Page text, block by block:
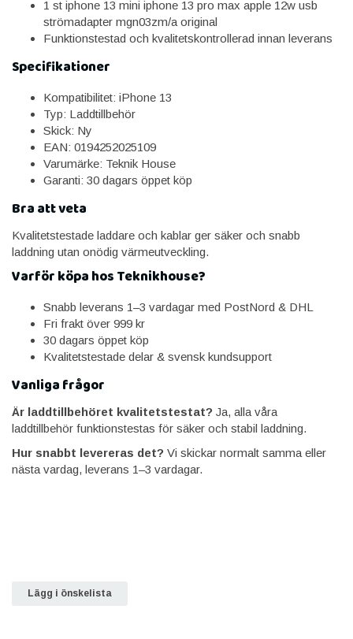
1 st iphone 13 mini iphone 13 pro max apple 12w usb
strömadapter mgn03zm/a original
Funktionstestad och kvalitetskontrollerad innan leverans
Specifikationer
Kompatibilitet: iPhone 13
Typ: Laddtillbehör
Skick: Ny
EAN: 0194252025109
Varumärke: Teknik House
Garanti: 30 dagars öppet köp
Bra att veta
Kvalitetstestade laddare och kablar ger säker och snabb
laddning utan onödig värmeutveckling.
Varför köpa hos Teknikhouse?
Snabb leverans 1–3 vardagar med PostNord & DHL
Fri frakt över 999 kr
30 dagars öppet köp
Kvalitetstestade delar & svensk kundsupport
Vanliga frågor
Är laddtillbehöret kvalitetstestat? Ja, alla våra
laddtillbehör funktionstestas för säker och stabil laddning.
Hur snabbt levereras det? Vi skickar normalt samma eller
nästa vardag, leverans 1–3 vardagar.
Lägg i önskelista